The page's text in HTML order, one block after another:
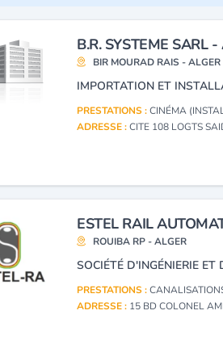
B.R. SYSTEME SARL -
BIR MOURAD RAIS - ALGER
PRESTATIONS :CINÉMA
ADRESSE :CITE 108 LOGTS
ESTEL RAIL
ROUIBA RP - ALGER
PRESTATIONS :
ADRESSE : 15 BD COLONEL